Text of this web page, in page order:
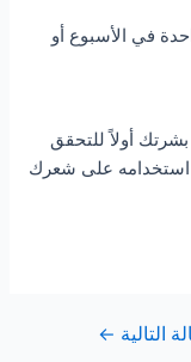
في الأسبوع أو
أولاً للتحقق
على شعرك
التالية ←